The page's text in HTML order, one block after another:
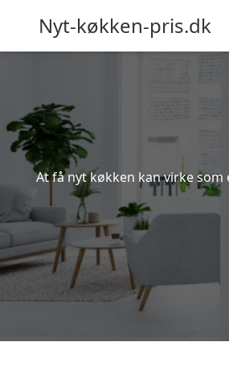
Nyt-køkken-pris.dk
At få nyt køkken kan virke